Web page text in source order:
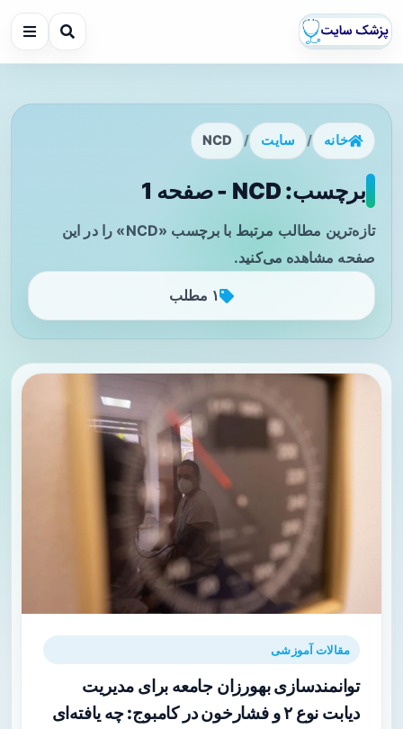
خانه / سایت /
NCD
برچسب: NCD - صفحه 1
تازه‌ترین مطالب مرتبط با برچسب «NCD» را در این
صفحه مشاهده می‌کنید.
۱ مطلب
مقالات آموزشی
توانمندسازی بهورزان جامعه برای مدیریت
دیابت نوع ۲ و فشارخون در کامبوج: چه یافته‌ای